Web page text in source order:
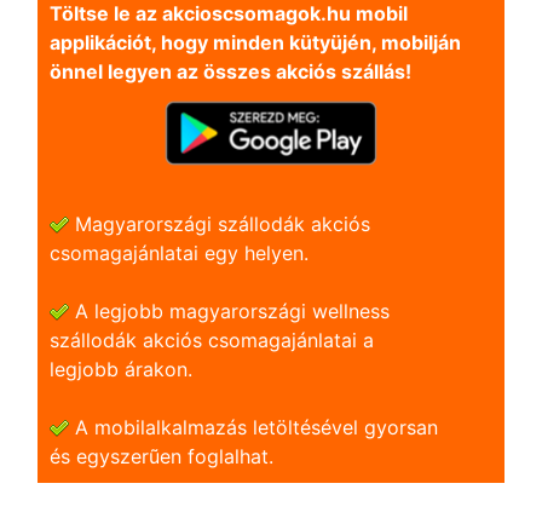
Töltse le az akcioscsomagok.hu mobil
applikációt, hogy minden kütyüjén, mobilján
önnel legyen az összes akciós szállás!
Magyarországi szállodák akciós
csomagajánlatai egy helyen.
A legjobb magyarországi wellness
szállodák akciós csomagajánlatai a
legjobb árakon.
A mobilalkalmazás letöltésével gyorsan
és egyszerũen foglalhat.